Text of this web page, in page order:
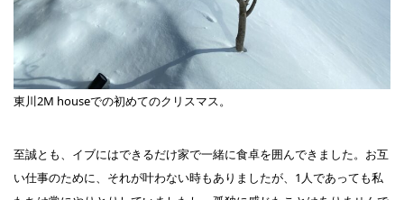
東川2M houseでの初めてのクリスマス。
至誠とも、イブにはできるだけ家で一緒に食卓を囲んできました。お互
い仕事のために、それが叶わない時もありましたが、1人であっても私